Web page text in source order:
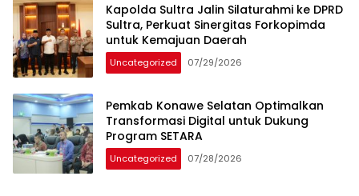
Kapolda Sultra Jalin Silaturahmi ke DPRD
Sultra, Perkuat Sinergitas Forkopimda
untuk Kemajuan Daerah
Uncategorized 07/29/2026
Pemkab Konawe Selatan Optimalkan
Transformasi Digital untuk Dukung
Program SETARA
Uncategorized 07/28/2026